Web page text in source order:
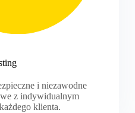
i niezawodne
z indywidualnym
klienta.